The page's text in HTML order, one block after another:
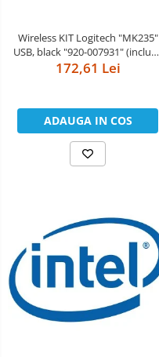
Wireless KIT Logitech "MK235"
USB, black "920-007931" (include
timbru verde 0.01 lei)
172,61 Lei
ADAUGA IN COS